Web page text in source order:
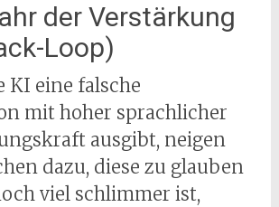
der Verstärkung
Loop)
KI eine falsche
mit hoher sprachlicher
ausgibt, neigen
dazu, diese zu glauben
viel schlimmer ist,